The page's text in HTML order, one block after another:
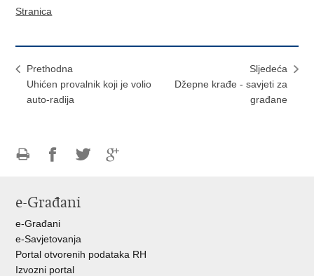
Stranica
Prethodna
Uhićen provalnik koji je volio
auto-radija
Sljedeća
Džepne krađe - savjeti za
građane
FacebookuTwitteru
e-Građani
e-Građani
e-Savjetovanja
Portal otvorenih podataka RH
Izvozni portal